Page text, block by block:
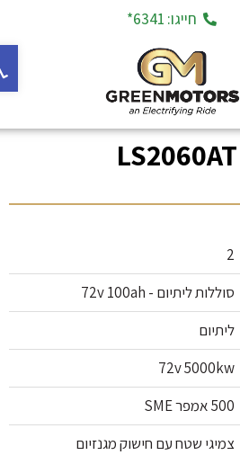
חייגו: 6341*
סוללות ליתיום - 72v 100ah
ליתיום
72v 5000kw
500 אמפר SME
צמיגי שטח עם חישוק מגנזיום